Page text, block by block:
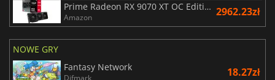
Prime Radeon RX 9070 XT OC Edition 16G
Amazon 2962.23zł
NOWE GRY
Fantasy Network
18.27zł